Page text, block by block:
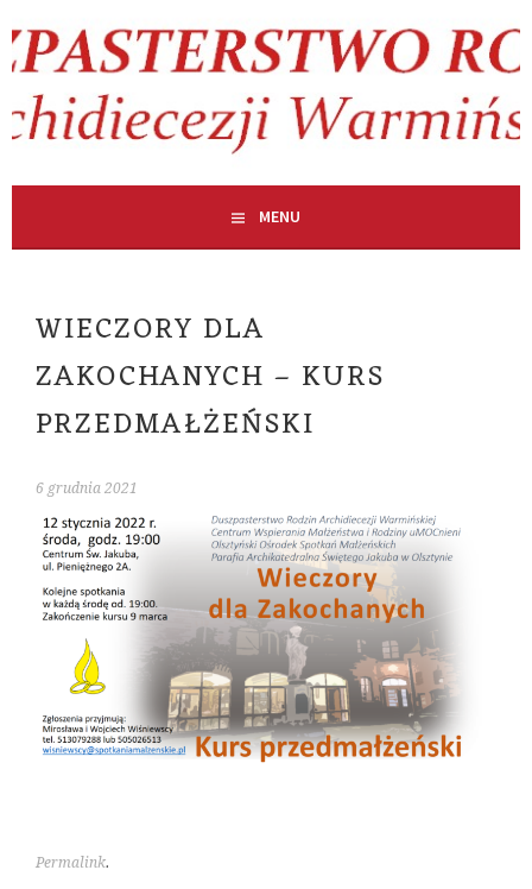
to
content
MENU
WIECZORY DLA
ZAKOCHANYCH – KURS
PRZEDMAŁŻEŃSKI
6 grudnia 2021
Permalink.